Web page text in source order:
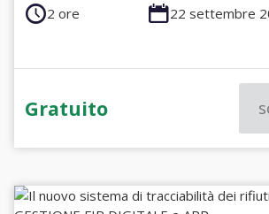
2 ore 22 settembre
Gratuito